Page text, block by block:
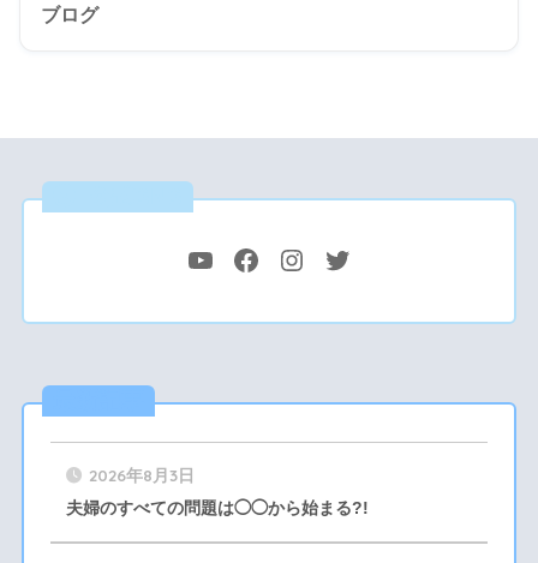
ブログ
2026年8月3日
夫婦のすべての問題は◯◯から始まる?!